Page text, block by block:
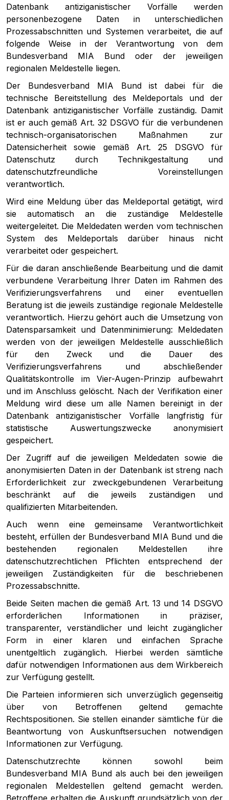
Datenbank antiziganistischer Vorfälle werden
personenbezogene Daten in unterschiedlichen
Prozessabschnitten und Systemen verarbeitet, die auf
folgende Weise in der Verantwortung von dem
Bundesverband MIA Bund oder der jeweiligen
regionalen Meldestelle liegen.
Der Bundesverband MIA Bund ist dabei für die
technische Bereitstellung des Meldeportals und der
Datenbank antiziganistischer Vorfälle zuständig. Damit
ist er auch gemäß Art. 32 DSGVO für die verbundenen
technisch-organisatorischen Maßnahmen zur
Datensicherheit sowie gemäß Art. 25 DSGVO für
Datenschutz durch Technikgestaltung und
datenschutzfreundliche Voreinstellungen
verantwortlich.
Wird eine Meldung über das Meldeportal getätigt, wird
sie automatisch an die zuständige Meldestelle
weitergeleitet. Die Meldedaten werden vom technischen
System des Meldeportals darüber hinaus nicht
verarbeitet oder gespeichert.
Für die daran anschließende Bearbeitung und die damit
verbundene Verarbeitung Ihrer Daten im Rahmen des
Verifizierungsverfahrens und einer eventuellen
Beratung ist die jeweils zuständige regionale Meldestelle
verantwortlich. Hierzu gehört auch die Umsetzung von
Datensparsamkeit und Datenminimierung: Meldedaten
werden von der jeweiligen Meldestelle ausschließlich
für den Zweck und die Dauer des
Verifizierungsverfahrens und abschließender
Qualitätskontrolle im Vier-Augen-Prinzip aufbewahrt
und im Anschluss gelöscht. Nach der Verifikation einer
Meldung wird diese um alle Namen bereinigt in der
Datenbank antiziganistischer Vorfälle langfristig für
statistische Auswertungszwecke anonymisiert
gespeichert.
Der Zugriff auf die jeweiligen Meldedaten sowie die
anonymisierten Daten in der Datenbank ist streng nach
Erforderlichkeit zur zweckgebundenen Verarbeitung
beschränkt auf die jeweils zuständigen und
qualifizierten Mitarbeitenden.
Auch wenn eine gemeinsame Verantwortlichkeit
besteht, erfüllen der Bundesverband MIA Bund und die
bestehenden regionalen Meldestellen ihre
datenschutzrechtlichen Pflichten entsprechend der
jeweiligen Zuständigkeiten für die beschriebenen
Prozessabschnitte.
Beide Seiten machen die gemäß Art. 13 und 14 DSGVO
erforderlichen Informationen in präziser,
transparenter, verständlicher und leicht zugänglicher
Form in einer klaren und einfachen Sprache
unentgeltlich zugänglich. Hierbei werden sämtliche
dafür notwendigen Informationen aus dem Wirkbereich
zur Verfügung gestellt.
Die Parteien informieren sich unverzüglich gegenseitig
über von Betroffenen geltend gemachte
Rechtspositionen. Sie stellen einander sämtliche für die
Beantwortung von Auskunftsersuchen notwendigen
Informationen zur Verfügung.
Datenschutzrechte können sowohl beim
Bundesverband MIA Bund als auch bei den jeweiligen
regionalen Meldestellen geltend gemacht werden.
Betroffene erhalten die Auskunft grundsätzlich von der